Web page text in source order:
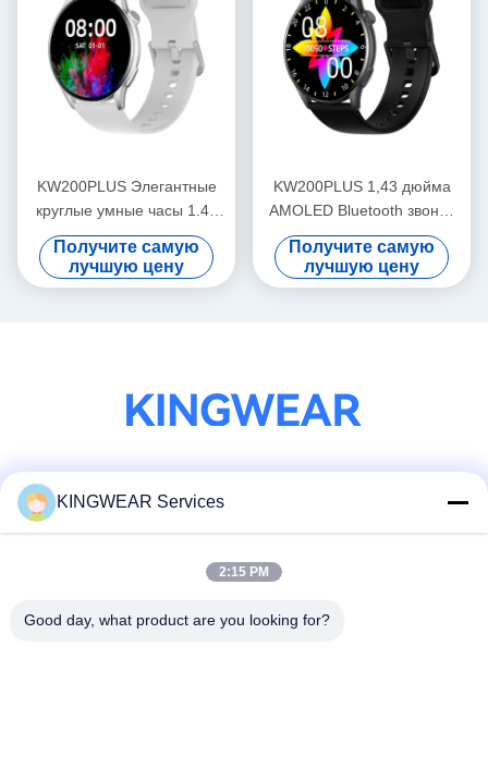
KW200PLUS Элегантные
круглые умные часы 1.43
дюймовые Умные часы для
контроля здоровья
Получите самую
лучшую цену
KW200PLUS 1,43 дюйма
AMOLED Bluetooth звонок
Smartwatch IP68
водонепроницаемый
Получите самую
лучшую цену
Социальные сети
KINGWEAR Services
2:15 PM
Good day, what product are you looking for?